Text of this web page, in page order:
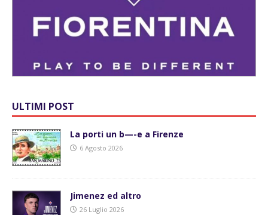
ULTIMI POST
La porti un b—-e a Firenze
6 Agosto 2026
Jimenez ed altro
26 Luglio 2026